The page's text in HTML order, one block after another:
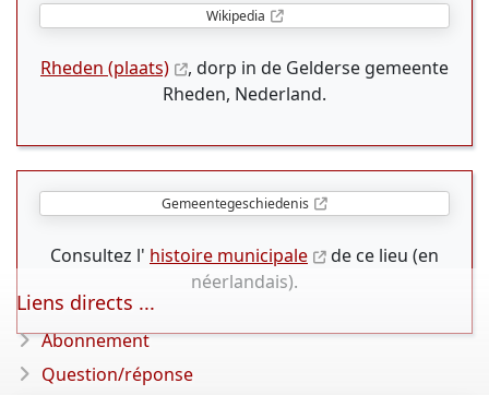
Wikipedia
Rheden (plaats)
, dorp in de Gelderse gemeente
Rheden, Nederland.
Gemeentegeschiedenis
Consultez l' histoire municipale
de ce lieu (en
néerlandais).
Liens directs ...
Abonnement
Question/réponse